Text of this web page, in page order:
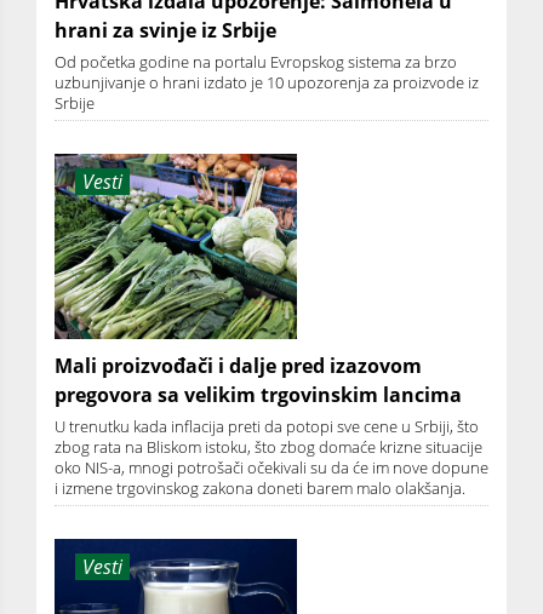
hrani za svinje iz Srbije
Od početka godine na portalu Evropskog sistema za brzo
uzbunjivanje o hrani izdato je 10 upozorenja za proizvode iz
Srbije
Vesti
Mali proizvođači i dalje pred izazovom
pregovora sa velikim trgovinskim lancima
U trenutku kada inflacija preti da potopi sve cene u Srbiji, što
zbog rata na Bliskom istoku, što zbog domaće krizne situacije
oko NIS-a, mnogi potrošači očekivali su da će im nove dopune
i izmene trgovinskog zakona doneti barem malo olakšanja.
Vesti